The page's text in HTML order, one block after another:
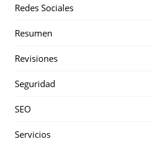
Redes Sociales
Resumen
Revisiones
Seguridad
SEO
Servicios